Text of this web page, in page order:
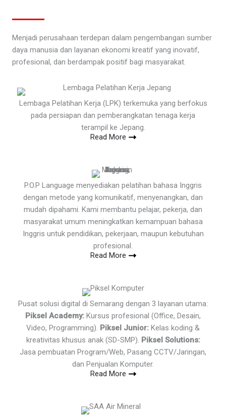
Menjadi perusahaan terdepan dalam pengembangan sumber
daya manusia dan layanan ekonomi kreatif yang inovatif,
profesional, dan berdampak positif bagi masyarakat.
Lembaga Pelatihan Kerja (LPK) terkemuka yang berfokus
pada persiapan dan pemberangkatan tenaga kerja
terampil ke Jepang.
Read More
P.O.P Language menyediakan pelatihan bahasa Inggris
dengan metode yang komunikatif, menyenangkan, dan
mudah dipahami. Kami membantu pelajar, pekerja, dan
masyarakat umum meningkatkan kemampuan bahasa
Inggris untuk pendidikan, pekerjaan, maupun kebutuhan
profesional.
Read More
Pusat solusi digital di Semarang dengan 3 layanan utama:
Piksel Academy: Kursus profesional (Office, Desain,
Video, Programming). Piksel Junior: Kelas koding &
kreativitas khusus anak (SD-SMP). Piksel Solutions:
Jasa pembuatan Program/Web, Pasang CCTV/Jaringan,
dan Penjualan Komputer.
Read More